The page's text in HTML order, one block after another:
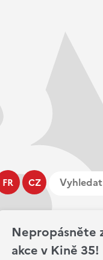
FR CZ
Nepropásněte
akce v Kině 35!